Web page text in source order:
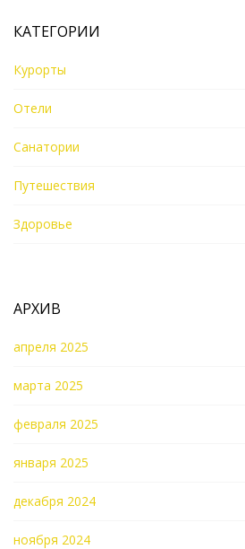
КАТЕГОРИИ
Курорты
Отели
Санатории
Путешествия
Здоровье
АРХИВ
апреля 2025
марта 2025
февраля 2025
января 2025
декабря 2024
ноября 2024